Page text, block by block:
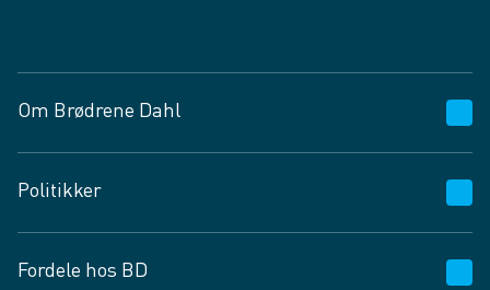
Om Brødrene Dahl
Vagttelefon 30 10 89 89
Spørgsmål og svar
Job og karriere
Politikker
Privatlivspolitik
Fordele hos BD